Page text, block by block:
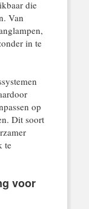
die
Van
in te
op
Dit soort
te
voor